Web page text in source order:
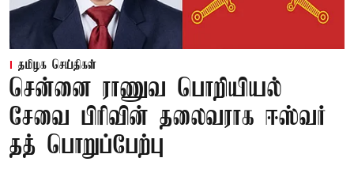
தமிழக செய்திகள்
சென்னை ராணுவ பொறியியல்
சேவை பிரிவின் தலைவராக ஈஸ்வர்
தத் பொறுப்பேற்பு